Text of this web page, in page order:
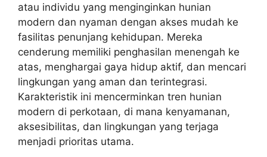
atau individu yang menginginkan hunian
modern dan nyaman dengan akses mudah ke
fasilitas penunjang kehidupan. Mereka
cenderung memiliki penghasilan menengah ke
atas, menghargai gaya hidup aktif, dan mencari
lingkungan yang aman dan terintegrasi.
Karakteristik ini mencerminkan tren hunian
modern di perkotaan, di mana kenyamanan,
aksesibilitas, dan lingkungan yang terjaga
menjadi prioritas utama.